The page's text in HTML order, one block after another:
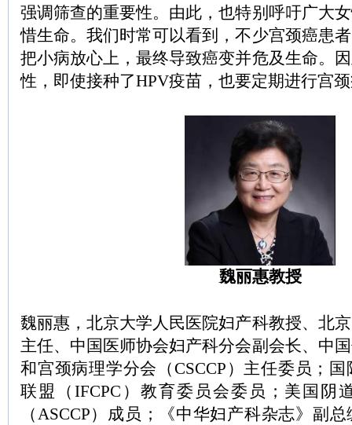
强调筛查的重要性。由此，也特别呼吁广大
惜生命。我们时常可以看到，不少宫颈癌患
把小病放心上，最终导致癌变并危及生命。
性，即使接种了HPV疫苗，也要定期进行宫
魏丽惠教授
魏丽惠，北京大学人民医院妇产科教授、北
主任、中国医师协会妇产科分会副会长、中
和宫颈病理学分会（CSCCP）主任委员；
联盟（IFCPC）教育委员会委员；美国阴
（ASCCP）成员；《中华妇产科杂志》副